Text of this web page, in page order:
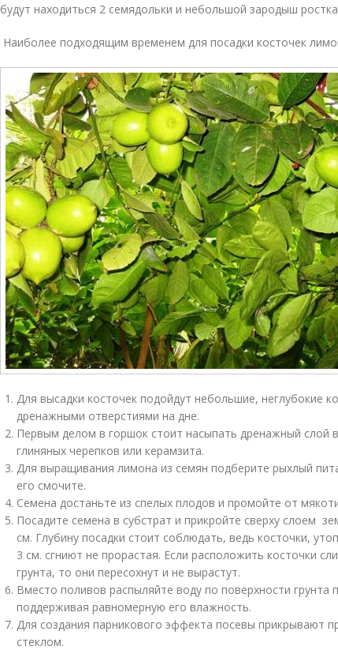
будут находиться 2 семядольки и небольшой зародыш
Наиболее подходящим временем для посадки косточек
Для высадки косточек подойдут небольшие, неглубокие
дренажными отверстиями на дне.
Первым делом в горшок стоит насыпать дренажный слой
глиняных черепков или керамзита.
Для выращивания лимона из семян подберите рыхлый
его смочите.
Семена достаньте из спелых плодов и промойте от
Посадите семена в субстрат и прикройте сверху слоем
см. Глубину посадки стоит соблюдать, ведь косточки,
3 см. сгниют не прорастая. Если расположить косточки
грунта, то они пересохнут и не вырастут.
Вместо поливов распыляйте воду по поверхности грунта
поддерживая равномерную его влажность.
Для создания парникового эффекта посевы прикрывают
стеклом.